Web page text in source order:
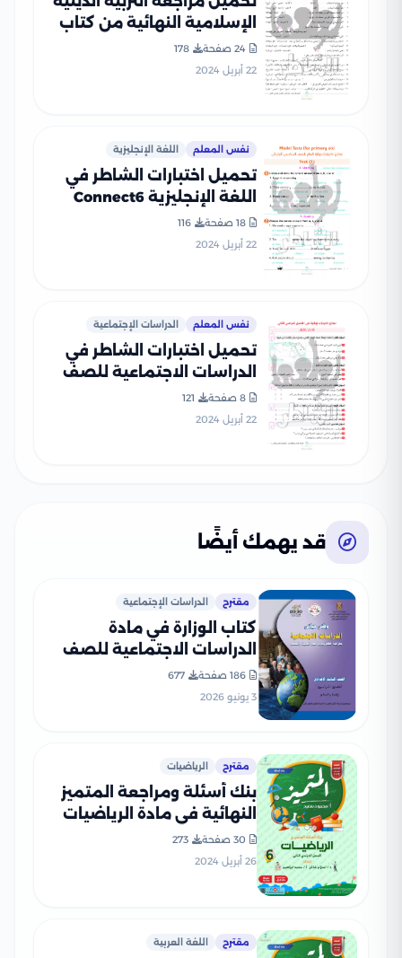
الإسلامية النهائية من كتاب
الشاطر للصف السادس
الابتدائي ترم ثاني
24 صفحة
178
22 أبريل 2024
نفس المعلم اللغة الإنجليزية
تحميل اختبارات الشاطر في
اللغة الإنجليزية Connect6
للصف السادس الابتدائي
الفصل الدراسي الثاني
18 صفحة
116
22 أبريل 2024
نفس المعلم الدراسات الإجتماعية
تحميل اختبارات الشاطر في
الدراسات الاجتماعية للصف
السادس الابتدائي الفصل
الدراسي الثاني
8 صفحة
121
22 أبريل 2024
قد يهمك أيضًا
مقترح الدراسات الإجتماعية
كتاب الوزارة في مادة
الدراسات الاجتماعية للصف
PDF
186 صفحة
677
3 يونيو 2026
مقترح الرياضيات
بنك أسئلة ومراجعة المتميز
النهائية في مادة الرياضيات
للصف السادس الابتدائي الترم
الثاني مع الإجابات النموذجية
30 صفحة
273
26 أبريل 2024
مقترح اللغة العربية